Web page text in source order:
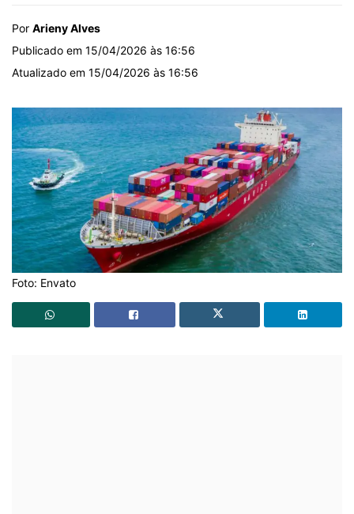
Por Arieny Alves
Publicado em 15/04/2026 às 16:56
Atualizado em 15/04/2026 às 16:56
Foto: Envato